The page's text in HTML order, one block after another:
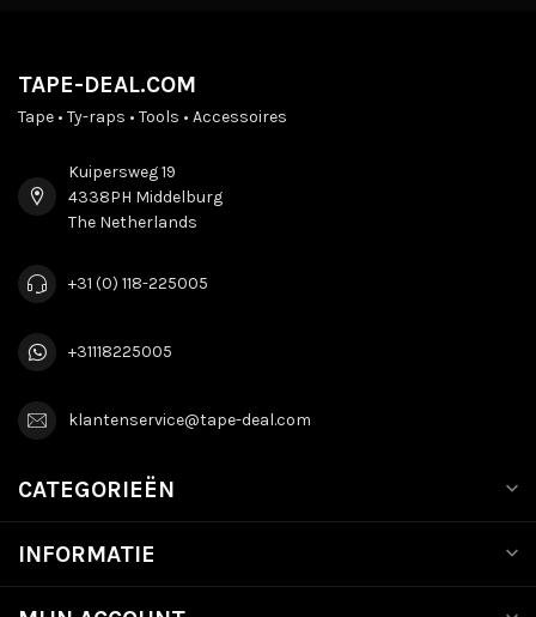
TAPE-DEAL.COM
Tape • Ty-raps • Tools • Accessoires
Kuipersweg 19
4338PH Middelburg
The Netherlands
+31 (0) 118-225005
+31118225005
klantenservice@tape-deal.com
CATEGORIEËN
INFORMATIE